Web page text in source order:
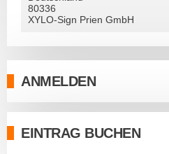
80336
XYLO-Sign Prien GmbH
ANMELDEN
EINTRAG BUCHEN